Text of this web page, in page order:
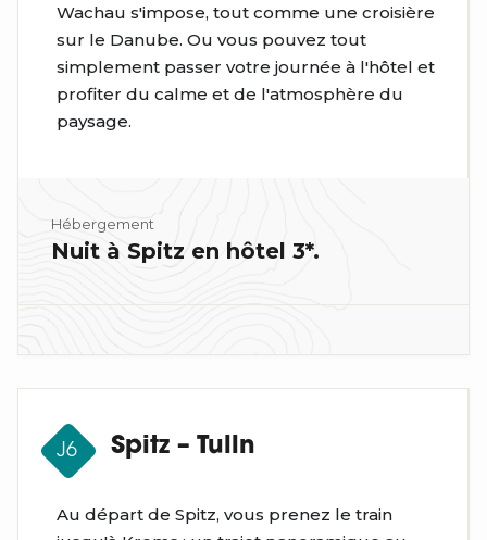
Wachau s'impose, tout comme une croisière
sur le Danube. Ou vous pouvez tout
simplement passer votre journée à l'hôtel et
profiter du calme et de l'atmosphère du
paysage.
Hébergement
Nuit à Spitz en hôtel 3*.
J6 Spitz – Tulln
Au départ de Spitz, vous prenez le train